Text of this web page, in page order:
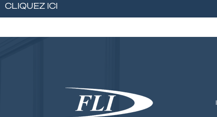
CLIQUEZ ICI